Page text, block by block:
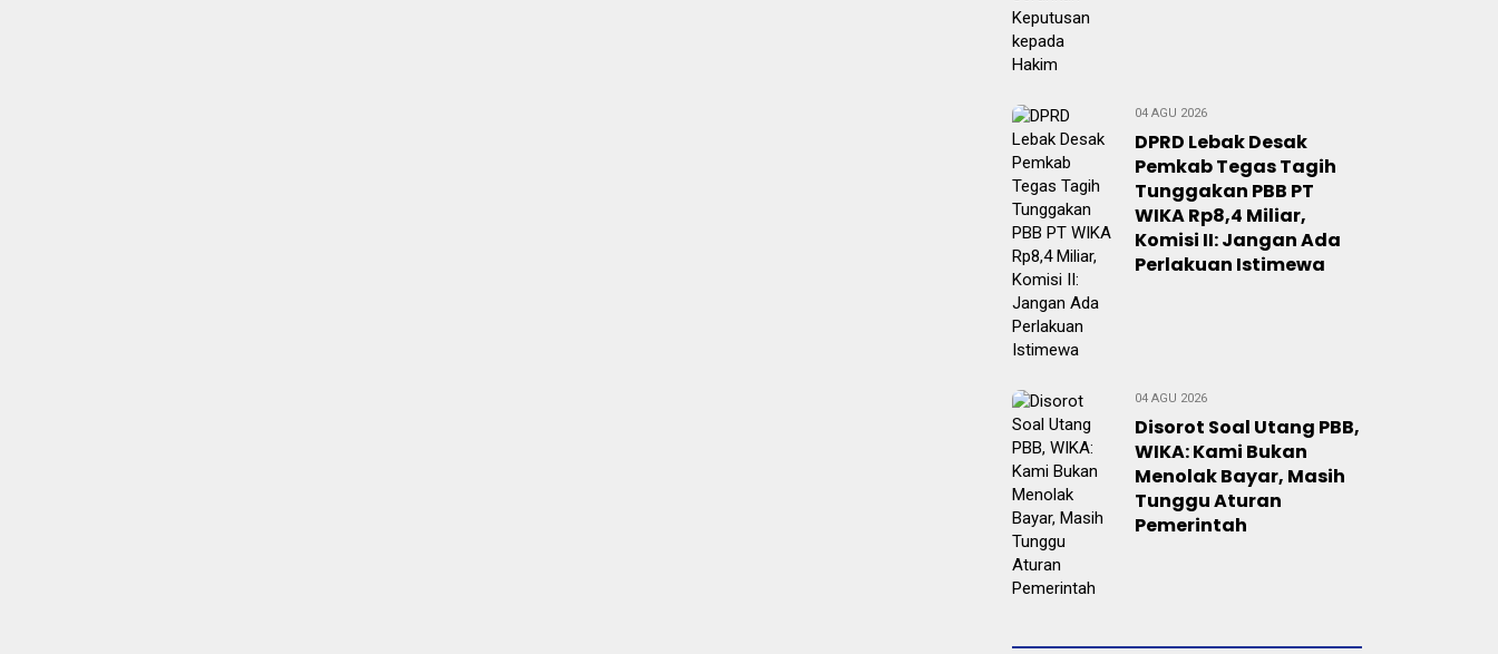
04 AGU 2026
DPRD Lebak Desak
Pemkab Tegas Tagih
Tunggakan PBB PT
WIKA Rp8,4 Miliar,
Komisi II: Jangan Ada
Perlakuan Istimewa
04 AGU 2026
Disorot Soal Utang PBB,
WIKA: Kami Bukan
Menolak Bayar, Masih
Tunggu Aturan
Pemerintah